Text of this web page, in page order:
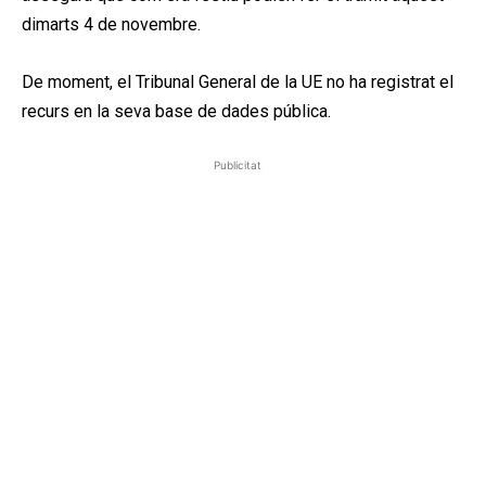
dimarts 4 de novembre.
De moment, el Tribunal General de la UE no ha registrat el
recurs en la seva base de dades pública.
Publicitat